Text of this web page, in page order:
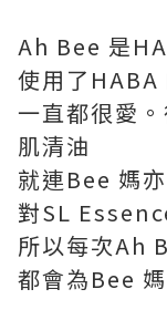
Ah Bee 是
使用了HABA
一直都很愛
肌清油
就連Bee 媽
對SL
所以每次Ah
都會為Bee